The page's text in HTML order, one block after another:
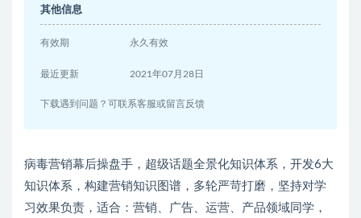
其他信息
有效期 永久有效
最近更新 2021年07月28日
下载遇到问题？可联系客服或留言反馈
病毒营销幕后操盘手，超级话题全景化知识体系，开发6大
知识体系，构建营销知识图谱，多轮严苛打磨，坚持对学
习效果负责，适合：营销、广告、运营、产品领域同学，